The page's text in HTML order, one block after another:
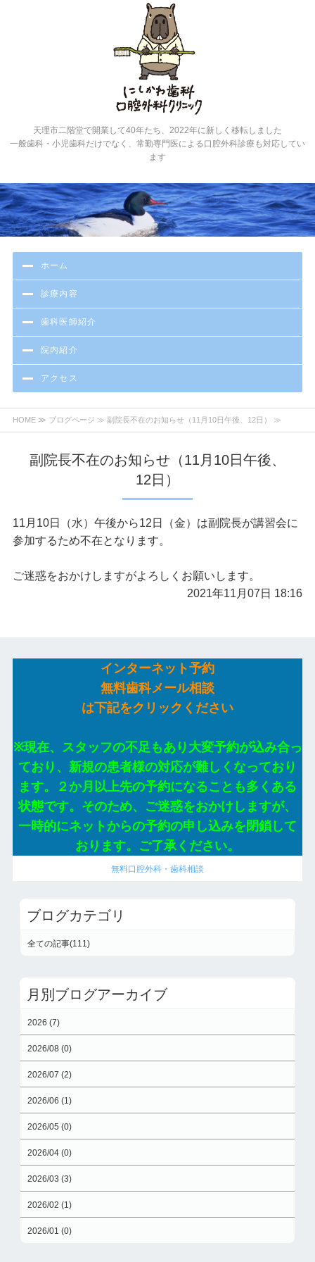
天理市二階堂で開業して40年たち、2022年に新しく移転しました
一般歯科・小児歯科だけでなく、常勤専門医による口腔外科診療も対応してい
ます
ホーム
診療内容
歯科医師紹介
院内紹介
アクセス
HOME≫ ブログページ ≫ 副院長不在のお知らせ（11月10日午後、12日） ≫
副院長不在のお知らせ（11月10日午後、
12日）
11月10日（水）午後から12日（金）は副院長が講習会に
参加するため不在となります。
ご迷惑をおかけしますがよろしくお願いします。
2021年11月07日 18:16
インターネット予約
無料歯科メール相談
は下記をクリックください
※現在、スタッフの不足もあり大変予約が込み合っ
ており、新規の患者様の対応が難しくなっており
ます。２か月以上先の予約になることも多くある
状態です。そのため、ご迷惑をおかけしますが、
一時的にネットからの予約の申し込みを閉鎖して
おります。ご了承ください。
無料口腔外科・歯科相談
ブログカテゴリ
全ての記事(111)
月別ブログアーカイブ
2026 (7)
2026/08 (0)
2026/07 (2)
2026/06 (1)
2026/05 (0)
2026/04 (0)
2026/03 (3)
2026/02 (1)
2026/01 (0)